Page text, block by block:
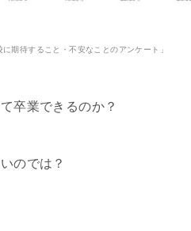
期待すること・不安なことのアンケート」
卒業できるのか？
のでは？